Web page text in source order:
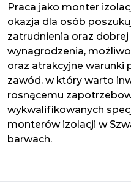
Praca jako monter
okazja dla osób
zatrudnienia oraz dobrej
wynagrodzenia,
oraz atrakcyjne warunki
zawód, w który warto
rosnącemu
wykwalifikowanych
monterów izolacji w
barwach.